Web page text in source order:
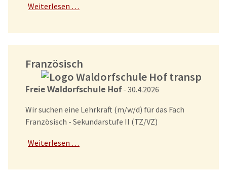
Weiterlesen …
Französisch
Freie Waldorfschule Hof- 30.4.2026
Wir suchen eine Lehrkraft (m/w/d) für das Fach
Französisch - Sekundarstufe II (TZ/VZ)
Weiterlesen …